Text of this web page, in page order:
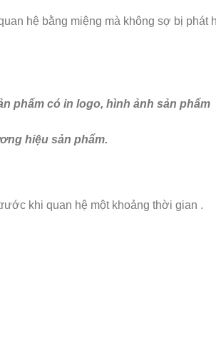
hệ bằng miệng mà không sợ bị phát
phẩm có in logo, hình ảnh sản phẩm
hiệu sản phẩm.
khi quan hệ một khoảng thời gian .